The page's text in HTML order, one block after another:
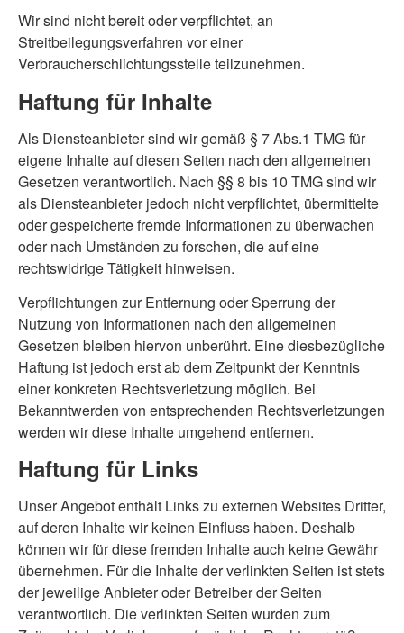
Wir sind nicht bereit oder verpflichtet, an
Streitbeilegungsverfahren vor einer
Verbraucherschlichtungsstelle teilzunehmen.
Haftung für Inhalte
Als Diensteanbieter sind wir gemäß § 7 Abs.1 TMG für
eigene Inhalte auf diesen Seiten nach den allgemeinen
Gesetzen verantwortlich. Nach §§ 8 bis 10 TMG sind wir
als Diensteanbieter jedoch nicht verpflichtet, übermittelte
oder gespeicherte fremde Informationen zu überwachen
oder nach Umständen zu forschen, die auf eine
rechtswidrige Tätigkeit hinweisen.
Verpflichtungen zur Entfernung oder Sperrung der
Nutzung von Informationen nach den allgemeinen
Gesetzen bleiben hiervon unberührt. Eine diesbezügliche
Haftung ist jedoch erst ab dem Zeitpunkt der Kenntnis
einer konkreten Rechtsverletzung möglich. Bei
Bekanntwerden von entsprechenden Rechtsverletzungen
werden wir diese Inhalte umgehend entfernen.
Haftung für Links
Unser Angebot enthält Links zu externen Websites Dritter,
auf deren Inhalte wir keinen Einfluss haben. Deshalb
können wir für diese fremden Inhalte auch keine Gewähr
übernehmen. Für die Inhalte der verlinkten Seiten ist stets
der jeweilige Anbieter oder Betreiber der Seiten
verantwortlich. Die verlinkten Seiten wurden zum